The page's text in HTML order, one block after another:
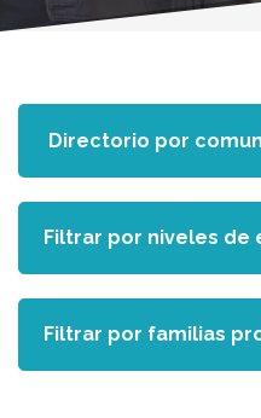
Filtrar por niveles de
Filtrar por familias